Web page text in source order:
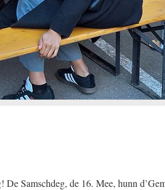
Samschdeg, de 16. Mee, hunn